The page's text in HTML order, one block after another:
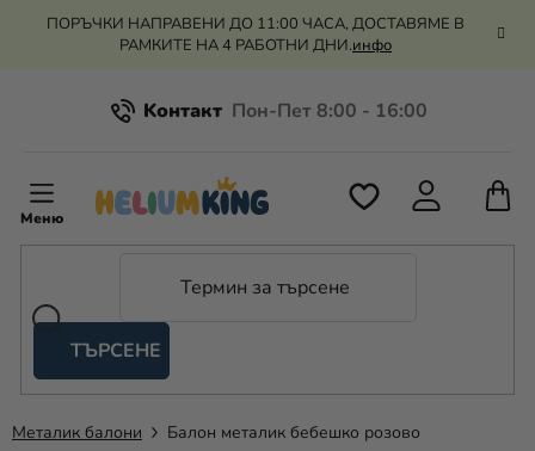
Преминаване
ПОРЪЧКИ НАПРАВЕНИ ДО 11:00 ЧАСА, ДОСТАВЯМЕ В
РАМКИТЕ НА 4 РАБОТНИ ДНИ.инфо
Kонтакт
Всичко за пазаруването
Оценка на магазина
ТЪРСЕНЕ
и
балони
Металик балони Балон металик бебешко розово